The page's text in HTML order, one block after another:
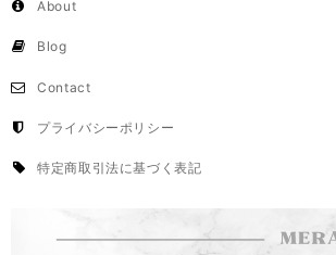
About
Blog
Contact
プライバシーポリシー
特定商取引法に基づく表記